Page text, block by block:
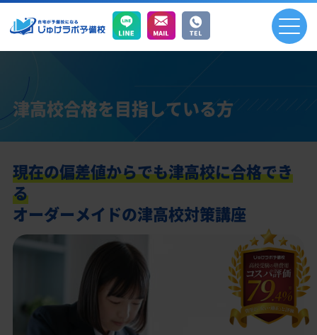
津高校合格を目指している方
現在の偏差値からでも津高校に合格でき
る
オーダーメイドの津高校対策講座